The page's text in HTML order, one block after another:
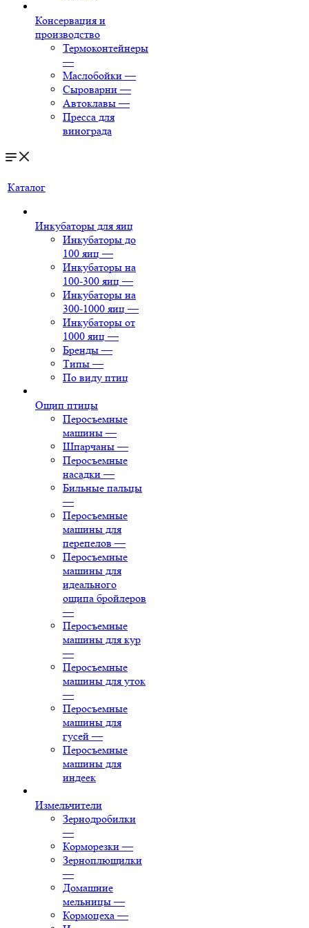
Консервация и
производство
Термоконтейнеры
—
Маслобойки —
Сыроварни —
Автоклавы —
Пресса для
винограда
Каталог
Инкубаторы для яиц
Инкубаторы до
100 яиц —
Инкубаторы на
100-300 яиц —
Инкубаторы на
300-1000 яиц —
Инкубаторы от
1000 яиц —
Бренды —
Типы —
По виду птиц
Ощип птицы
Перосъемные
машины —
Шпарчаны —
Перосъемные
насадки —
Бильные пальцы
—
Перосъемные
машины для
перепелов —
Перосъемные
машины для
идеального
ощипа бройлеров
—
Перосъемные
машины для кур
—
Перосъемные
машины для уток
—
Перосъемные
машины для
гусей —
Перосъемные
машины для
индеек
Измельчители
Зернодробилки
—
Корморезки —
Зерноплющилки
—
Домашние
мельницы —
Кормоцеха —